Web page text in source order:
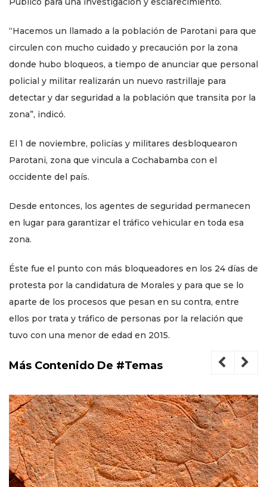
“Hacemos un llamado a la población de Parotani para que
circulen con mucho cuidado y precaución por la zona
donde hubo bloqueos, a tiempo de anunciar que personal
policial y militar realizarán un nuevo rastrillaje para
detectar y dar seguridad a la población que transita por la
zona”, indicó.
El 1 de noviembre, policías y militares desbloquearon
Parotani, zona que vincula a Cochabamba con el
occidente del país.
Desde entonces, los agentes de seguridad permanecen
en lugar para garantizar el tráfico vehicular en toda esa
zona.
Éste fue el punto con más bloqueadores en los 24 días de
protesta por la candidatura de Morales y para que se lo
aparte de los procesos que pesan en su contra, entre
ellos por trata y tráfico de personas por la relación que
tuvo con una menor de edad en 2015.
Más Contenido De #Temas